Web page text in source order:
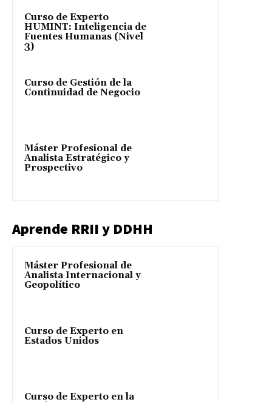
Curso de Experto
HUMINT: Inteligencia de
Fuentes Humanas (Nivel
3)
Curso de Gestión de la
Continuidad de Negocio
Máster Profesional de
Analista Estratégico y
Prospectivo
Aprende RRII y DDHH
Máster Profesional de
Analista Internacional y
Geopolítico
Curso de Experto en
Estados Unidos
Curso de Experto en la